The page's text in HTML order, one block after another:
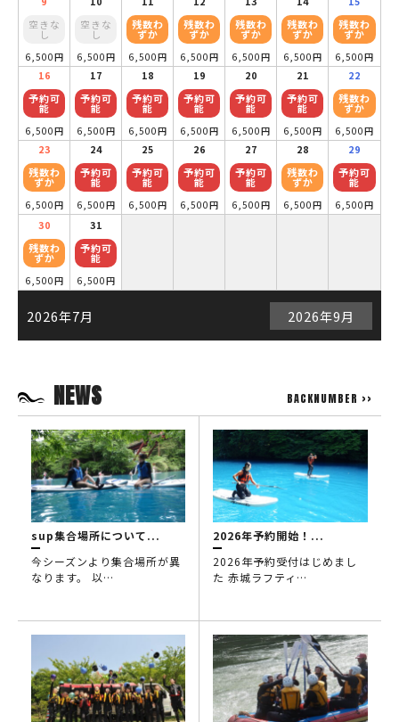
空きな
し
6,500円
空きな
し
6,500円
残数わ
ずか
6,500円
残数わ
ずか
6,500円
残数わ
ずか
6,500円
残数わ
ずか
6,500円
残数わ
ずか
6,500円
16
予約可
能
6,500円
17
予約可
能
6,500円
18
予約可
能
6,500円
19
予約可
能
6,500円
20
予約可
能
6,500円
21
予約可
能
6,500円
22
残数わ
ずか
6,500円
23
残数わ
ずか
6,500円
24
予約可
能
6,500円
25
予約可
能
6,500円
26
予約可
能
6,500円
27
予約可
能
6,500円
28
残数わ
ずか
6,500円
29
予約可
能
6,500円
30
残数わ
ずか
6,500円
31
予約可
能
6,500円
2026年7月 2026年9月
NEWS BACKNUMBER >>
sup集合場所について...
今シーズンより集合場所が異
なります。 以…
2026年予約開始！...
2026年予約受付はじめまし
た 赤城ラフティ…